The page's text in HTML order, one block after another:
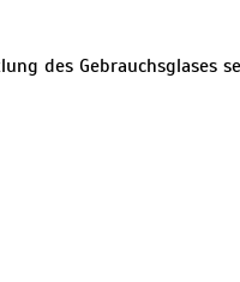
des Gebrauchsglases